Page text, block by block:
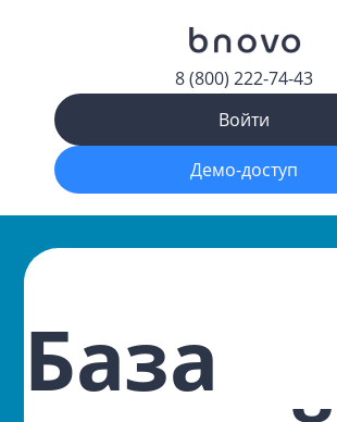
8 (800) 222-74-43
Войти
Демо-доступ
База